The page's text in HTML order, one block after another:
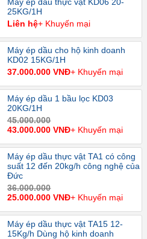
25KG/1H
Liên hệ+ Khuyến mại
Máy ép dầu cho hộ kinh doanh
KD02 15KG/1H
37.000.000 VNĐ+ Khuyến mại
Máy ép dầu 1 bầu lọc KD03
20KG/1H
45.000.000
43.000.000 VNĐ+ Khuyến mại
Máy ép dầu thực vật TA1 có công
suất 12 đến 20kg/h công nghệ của
Đức
36.000.000
25.000.000 VNĐ+ Khuyến mại
Máy ép dầu thực vật TA15 12-
15Kg/h Dùng hộ kinh doanh